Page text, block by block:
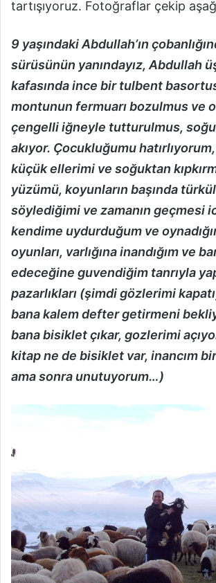
tartışıyoruz. Fotoğraflar çekip
9 yaşındaki Abdullah’ın
sürüsünün yanındayız,Abdullah
kafasında ince bir tulbent
montunun fermuarı bozulmus ve
çengelli iğneyle tutturulmus,
akıyor. Çocukluğumu
küçük ellerimi ve soğuktan
yüzümü, koyunların başında
söylediğimi ve zamanın geçmesi
kendime uydurduğum ve
oyunları, varlığına inandığım ve
edeceğine guvendiğim tanrıyla
pazarlıkları (şimdi gözlerimi
bana kalem defter getirmeni
bana bisiklet çıkar, gozlerimi
kitap ne de bisiklet var, inancım
ama sonra unutuyorum…)